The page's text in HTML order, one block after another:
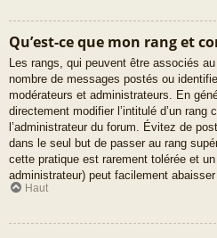
Qu’est-ce que mon rang et
Les rangs, qui peuvent être associés
nombre de messages postés ou
modérateurs et administrateurs. En
directement modifier l’intitulé d’un rang
l’administrateur du forum. Évitez de
dans le seul but de passer au rang
cette pratique est rarement tolérée et
administrateur) peut facilement
Haut